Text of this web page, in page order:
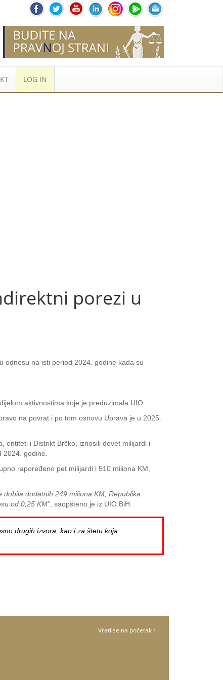
LOG IN
porezi u
odnosu na isti period 2024. godine kada su
aktivnostima koje je preduzimala UIO.
na povrat i po tom osnovu Uprava je u 2025.
entiteti i Distrikt Brčko, iznosili devet milijardi i
godine.
rapoređeno pet milijardi i 510 miliona KM,
dodatnih 249 miliona KM, Republika
od 0,25 KM” , saopšteno je iz UIO BiH.
drugih izvora, kao i za štetu koja
Vrati se na početak ↑